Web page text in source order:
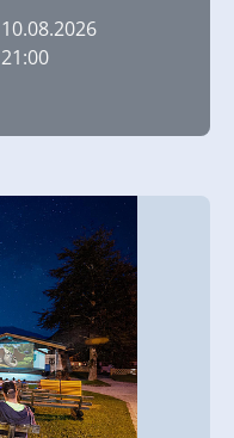
10.08.2026
21:00